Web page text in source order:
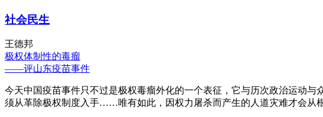
社会民生
王德邦
极权体制性的毒瘤
——评山东疫苗事件
今天中国疫苗事件只不过是极权毒瘤外化的一个表征，它与历次政治运动
须从革除极权制度入手……唯有如此，因权力屠杀而产生的人道灾难才会从